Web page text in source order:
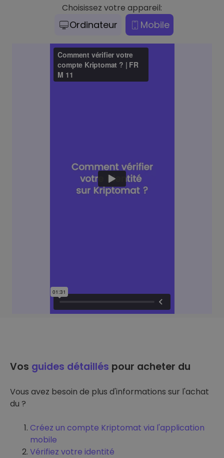
Choisissez votre appareil:
Ordinateur Mobile
Vos guides détaillés pour acheter du
Vous avez besoin de plus d'informations sur l'achat
du ?
Créez un compte Kriptomat via l'application
mobile
Vérifiez votre identité